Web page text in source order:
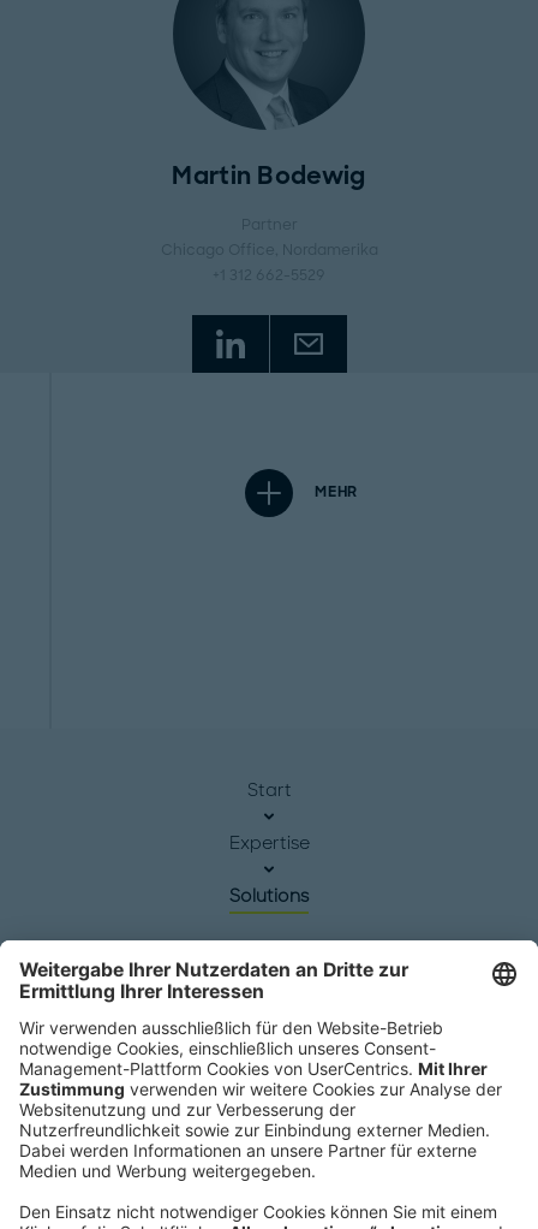
Martin Bodewig
Partner
, Nordamerika
+1 312 662-5529
MEHR
Start
Expertise
Solutions
Hauptsitz
Roland Berger GmbH
Sederanger 1
80538 München
Deutschland